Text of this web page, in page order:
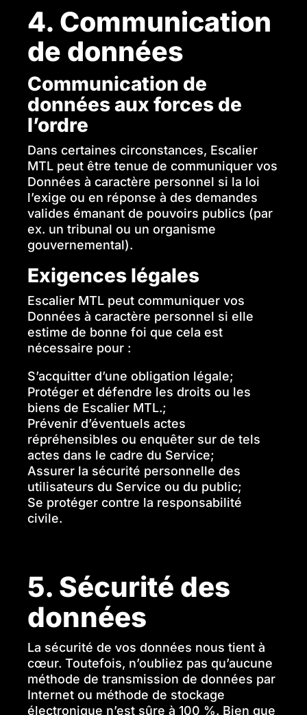
4. Communication
de données
Communication de
données aux forces de
l’ordre
Dans certaines circonstances, Escalier
MTL peut être tenue de communiquer vos
Données à caractère personnel si la loi
l’exige ou en réponse à des demandes
valides émanant de pouvoirs publics (par
ex. un tribunal ou un organisme
gouvernemental).
Exigences légales
Escalier MTL peut communiquer vos
Données à caractère personnel si elle
estime de bonne foi que cela est
nécessaire pour :
S’acquitter d’une obligation légale;
Protéger et défendre les droits ou les
biens de Escalier MTL.;
Prévenir d’éventuels actes
répréhensibles ou enquêter sur de tels
actes dans le cadre du Service;
Assurer la sécurité personnelle des
utilisateurs du Service ou du public;
Se protéger contre la responsabilité
civile.
5. Sécurité des
données
La sécurité de vos données nous tient à
cœur. Toutefois, n’oubliez pas qu’aucune
méthode de transmission de données par
Internet ou méthode de stockage
électronique n’est sûre à 100 %. Bien que